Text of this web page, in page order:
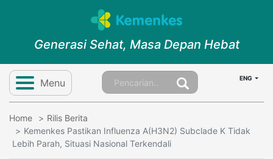
Generasi Sehat, Masa Depan Hebat
Menu ENG
Home
Rilis Berita
Kemenkes Pastikan Influenza A(H3N2) Subclade K Tidak
Lebih Parah, Situasi Nasional Terkendali